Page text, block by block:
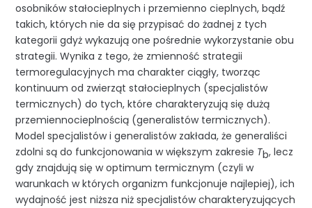
osobników stałocieplnych i przemienno cieplnych, bądź
takich, których nie da się przypisać do żadnej z tych
kategorii gdyż wykazują one pośrednie wykorzystanie obu
strategii. Wynika z tego, że zmienność strategii
termoregulacyjnych ma charakter ciągły, tworząc
kontinuum od zwierząt stałocieplnych (specjalistów
termicznych) do tych, które charakteryzują się dużą
przemiennocieplnością (generalistów termicznych).
Model specjalistów i generalistów zakłada, że generaliści
zdolni są do funkcjonowania w większym zakresie Tb, lecz
gdy znajdują się w optimum termicznym (czyli w
warunkach w których organizm funkcjonuje najlepiej), ich
wydajność jest niższa niż specjalistów charakteryzujących